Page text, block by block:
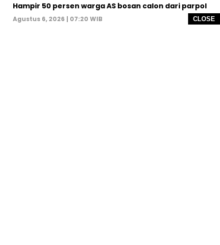
CLOSE
Hampir 50 persen warga AS bosan calon dari parpol
Agustus 6, 2026 | 07:20 WIB